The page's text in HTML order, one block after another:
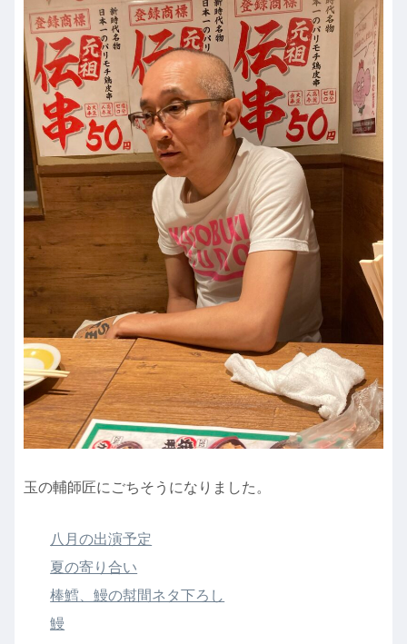
玉の輔師匠にごちそうになりました。
八月の出演予定
夏の寄り合い
棒鱈、鰻の幇間ネタ下ろし
鰻